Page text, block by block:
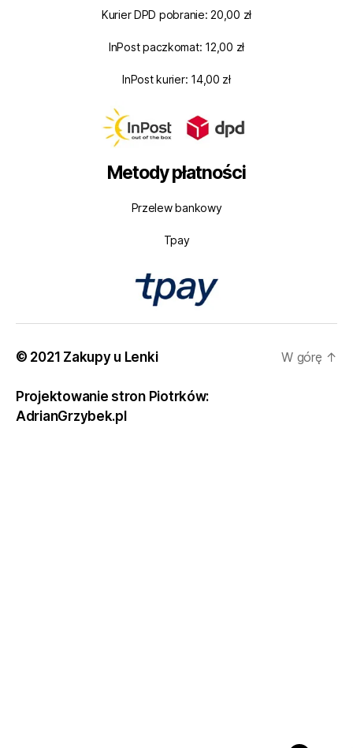
Kurier DPD pobranie: 20,00 zł
InPost paczkomat: 12,00 zł
InPost kurier: 14,00 zł
Metody płatności
Przelew bankowy
Tpay
© 2021 Zakupy u Lenki
Projektowanie stron Piotrków:
AdrianGrzybek.pl
W górę ↑